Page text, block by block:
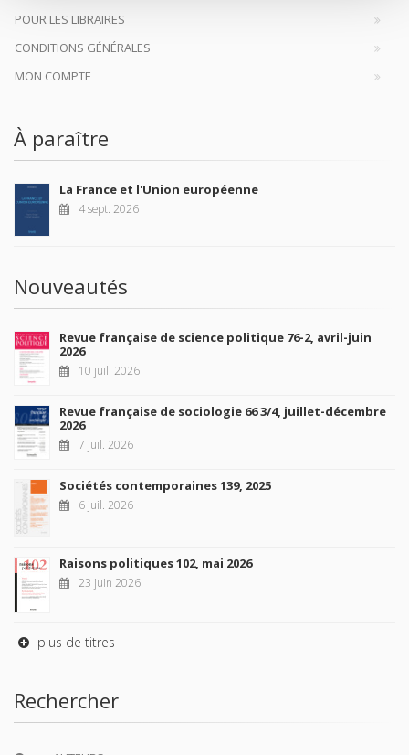
POUR LES LIBRAIRES
CONDITIONS GÉNÉRALES
MON COMPTE
À paraître
La France et l'Union européenne
4 sept. 2026
Nouveautés
Revue française de science politique 76-2, avril-juin
2026
10 juil. 2026
Revue française de sociologie 66 3/4, juillet-décembre
2026
7 juil. 2026
Sociétés contemporaines 139, 2025
6 juil. 2026
Raisons politiques 102, mai 2026
23 juin 2026
plus de titres
Rechercher